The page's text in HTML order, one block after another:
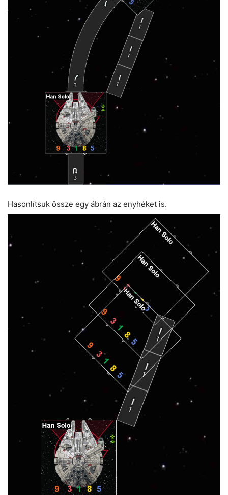
Hasonlítsuk össze egy ábrán az enyhéket is.